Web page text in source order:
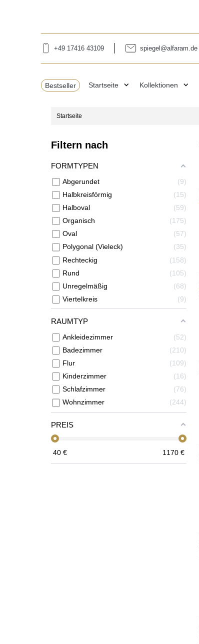
+49 17416 43109 spiegel@alfaram.de
Bestseller Startseite expand_more Kollektionen expand_more
Startseite
Filtern nach
FORMTYPEN
Abgerundet
9
Halbkreisförmig
15
Halboval
59
Organisch
175
Oval
57
Polygonal (Vieleck)
35
Rechteckig
158
Rund
105
Unregelmäßig
68
Viertelkreis
9
RAUMTYP
Ankleidezimmer
52
Badezimmer
210
Flur
109
Kinderzimmer
16
Schlafzimmer
76
Wohnzimmer
244
PREIS
40 € 1170 €